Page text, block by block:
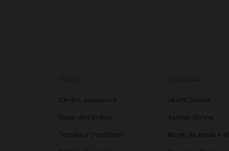
Centro assistenza
Stato dell'ordine
Termini e Condizioni
Vestiti Donna
Sandali Donna
Borse da Festa e